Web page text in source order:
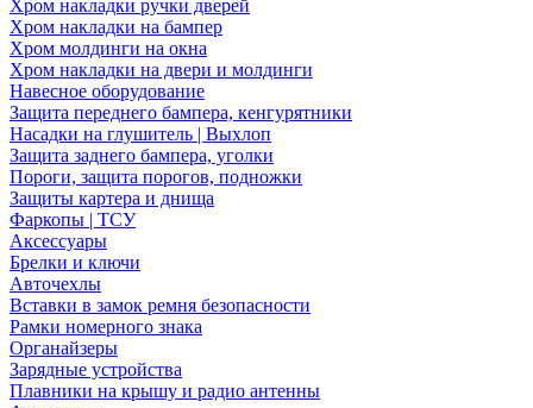
Хром накладки ручки дверей
Хром накладки на бампер
Хром молдинги на окна
Хром накладки на двери и молдинги
Навесное оборудование
Защита переднего бампера, кенгурятники
Насадки на глушитель | Выхлоп
Защита заднего бампера, уголки
Пороги, защита порогов, подножки
Защиты картера и днища
Фаркопы | ТСУ
Аксессуары
Брелки и ключи
Авточехлы
Вставки в замок ремня безопасности
Рамки номерного знака
Органайзеры
Зарядные устройства
Плавники на крышу и радио антенны